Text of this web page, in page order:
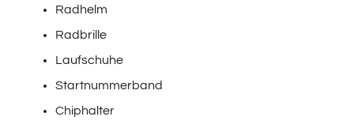
Radhelm
Radbrille
Laufschuhe
Startnummerband
Chiphalter